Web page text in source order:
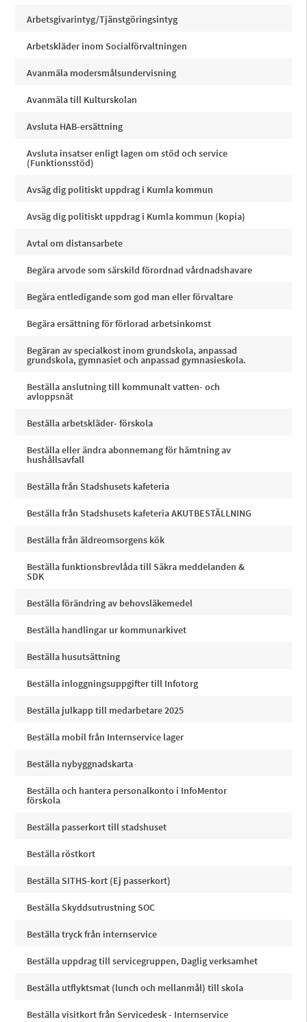
Arbetsgivarintyg/Tjänstgöringsintyg
Arbetskläder inom Socialförvaltningen
Avanmäla modersmålsundervisning
Avanmäla till Kulturskolan
Avsluta HAB-ersättning
Avsluta insatser enligt lagen om stöd och service
(Funktionsstöd)
Avsäg dig politiskt uppdrag i Kumla kommun
Avsäg dig politiskt uppdrag i Kumla kommun (kopia)
Avtal om distansarbete
Begära arvode som särskild förordnad vårdnadshavare
Begära entledigande som god man eller förvaltare
Begära ersättning för förlorad arbetsinkomst
Begäran av specialkost inom grundskola, anpassad
grundskola, gymnasiet och anpassad gymnasieskola.
Beställa anslutning till kommunalt vatten- och
avloppsnät
Beställa arbetskläder- förskola
Beställa eller ändra abonnemang för hämtning av
hushållsavfall
Beställa från Stadshusets kafeteria
Beställa från Stadshusets kafeteria AKUTBESTÄLLNING
Beställa från äldreomsorgens kök
Beställa funktionsbrevlåda till Säkra meddelanden &
SDK
Beställa förändring av behovsläkemedel
Beställa handlingar ur kommunarkivet
Beställa husutsättning
Beställa inloggningsuppgifter till Infotorg
Beställa julkapp till medarbetare 2025
Beställa mobil från Internservice lager
Beställa nybyggnadskarta
Beställa och hantera personalkonto i InfoMentor
förskola
Beställa passerkort till stadshuset
Beställa röstkort
Beställa SITHS-kort (Ej passerkort)
Beställa Skyddsutrustning SOC
Beställa tryck från internservice
Beställa uppdrag till servicegruppen, Daglig verksamhet
Beställa utflyktsmat (lunch och mellanmål) till skola
Beställa visitkort från Servicedesk - Internservice